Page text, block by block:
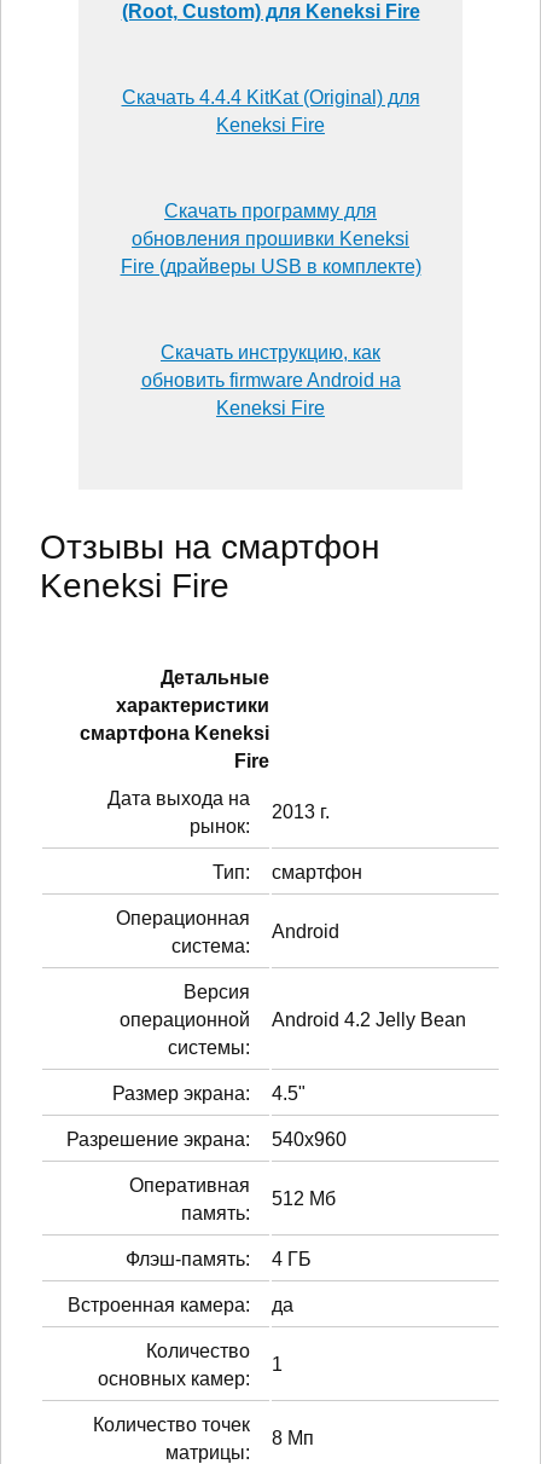
(Root, Custom) для Keneksi Fire
Скачать 4.4.4 KitKat (Original) для
Keneksi Fire
Скачать программу для
обновления прошивки Keneksi
Fire (драйверы USB в комплекте)
Скачать инструкцию, как
обновить firmware Android на
Keneksi Fire
Отзывы на смартфон
Keneksi Fire
Детальные
характеристики
смартфонa Keneksi
Fire
Дата выхода на
рынок:
2013 г.
Тип: смартфон
Операционная
система:
Android
Версия
операционной
системы:
Android 4.2 Jelly Bean
Размер экрана: 4.5"
Разрешение экрана: 540x960
Оперативная
память:
512 Мб
Флэш-память: 4 ГБ
Встроенная камера: да
Количество
основных камер:
1
Количество точек
матрицы:
8 Мп